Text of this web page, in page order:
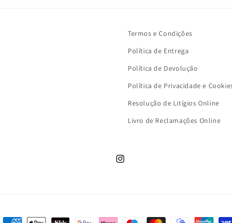
Termos e Condições
Política de Entrega
Política de Devolução
Política de Privacidade e
Resolução de Litígios Online
Livro de Reclamações Online
Instagram